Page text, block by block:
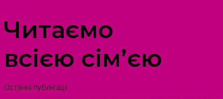
Читаємо
всією сім’єю
Останні публікації